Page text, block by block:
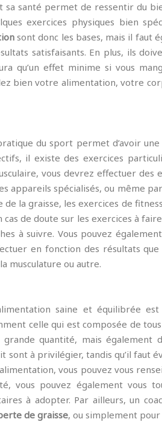
sa santé permet de ressentir du
exercices physiques bien
sont donc les bases, mais il faut
satisfaisants. En plus, ils
qu’un effet minime si vous
bien votre alimentation, votre
du sport permet d’avoir
il existe des exercices
vous devrez effectuer des
appareils spécialisés, ou même
la graisse, les exercices de
cas de doute sur les exercices à
à suivre. Vous pouvez
en fonction des résultats
musculature ou autre.
saine et équilibrée
celle qui est composée de
quantité, mais également
sont à privilégier, tandis qu’il faut
vous pouvez vous
vous pouvez également
à adopter. Par ailleurs, un
de graisse, ou simplement